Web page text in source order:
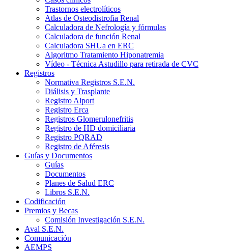
Trastornos electrolíticos
Atlas de Osteodistrofia Renal
Calculadora de Nefrología y fórmulas
Calculadora de función Renal
Calculadora SHUa en ERC
Algoritmo Tratamiento Hiponatremia
Vídeo - Técnica Astudillo para retirada de CVC
Registros
Normativa Registros S.E.N.
Diálisis y Trasplante
Registro Alport
Registro Erca
Registros Glomerulonefritis
Registro de HD domiciliaria
Registro PQRAD
Registro de Aféresis
Guías y Documentos
Guías
Documentos
Planes de Salud ERC
Libros S.E.N.
Codificación
Premios y Becas
Comisión Investigación S.E.N.
Aval S.E.N.
Comunicación
AEMPS